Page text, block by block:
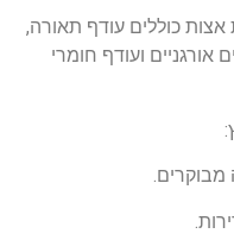
כוללים עודף תאורה,
ועודף חומרי
מבוקרים.